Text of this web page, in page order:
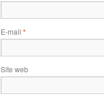
E-mail *
Site web